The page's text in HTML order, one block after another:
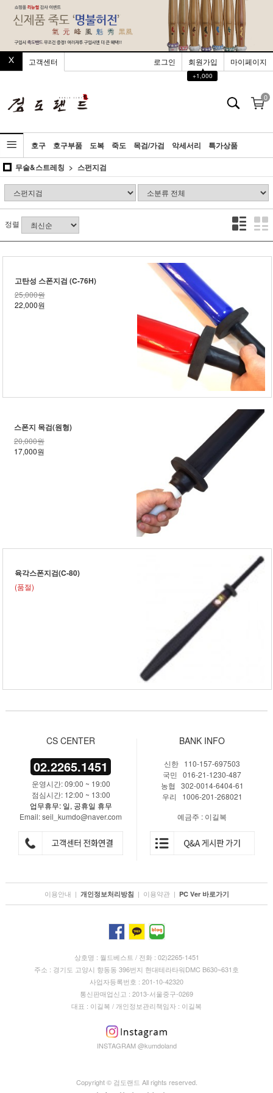
고객센터 로그인 회원가입
▲
+1,000
마이페이지
0
호구 호구부품 도복 죽도 목검/가검 악세서리
특가상품
무술&스트레칭
스펀지검
정렬
고탄성 스폰지검 (C-76H)
25,000원
22,000원
스폰지 목검(원형)
20,000원
17,000원
육각스폰지검(C-80)
(품절)
CS CENTER
02.2265.1451
운영시간: 09:00 ~ 19:00
점심시간: 12:00 ~ 13:00
업무휴무: 일, 공휴일 휴무
Email: seil_kumdo@naver.com
BANK INFO
신한 110-157-697503
국민 016-21-1230-487
농협 302-0014-6404-61
우리 1006-201-268021
예금주 : 이길복
이용안내 | 개인정보처리방침 | 이용약관 | PC Ver 바로가기
상호명 : 월드베스트 / 전화 : 02)2265-1451
주소 : 경기도 고양시 향동동 396번지 현대테라타워DMC B630~631호
사업자등록번호 : 201-10-42320
통신판매업신고 : 2013-서울중구-0269
대표 : 이길복 / 개인정보관리책임자 : 이길복
INSTAGRAM @kumdoland
Copyright © 검도랜드 All rights reserved.